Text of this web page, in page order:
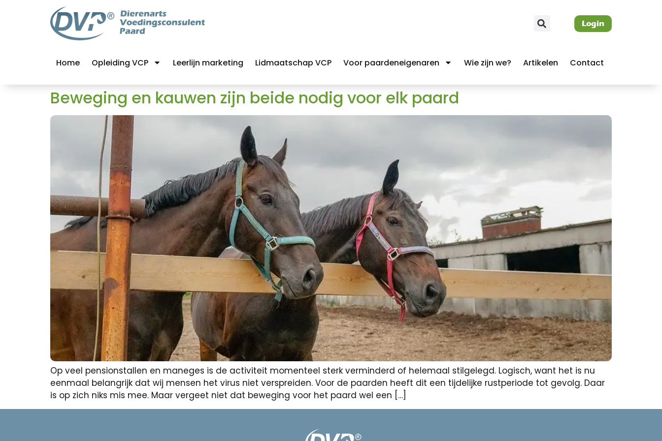
Login
Home Opleiding VCP Leerlijn marketing Lidmaatschap VCP Voor paardeneigenaren Wie zijn we? Artikelen Contact
Beweging en kauwen zijn beide nodig voor elk paard
Op veel pensionstallen en maneges is de activiteit momenteel sterk verminderd of helemaal stilgelegd. Logisch, want het is nu
eenmaal belangrijk dat wij mensen het virus niet verspreiden. Voor de paarden heeft dit een tijdelijke rustperiode tot gevolg. Daar
is op zich niks mis mee. Maar vergeet niet dat beweging voor het paard wel een […]